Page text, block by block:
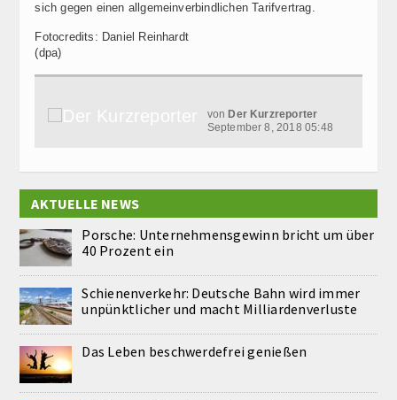
sich gegen einen allgemeinverbindlichen Tarifvertrag.
Fotocredits: Daniel Reinhardt
(dpa)
von Der Kurzreporter
September 8, 2018 05:48
AKTUELLE NEWS
Porsche: Unternehmensgewinn bricht um über
40 Prozent ein
Schienenverkehr: Deutsche Bahn wird immer
unpünktlicher und macht Milliardenverluste
Das Leben beschwerdefrei genießen